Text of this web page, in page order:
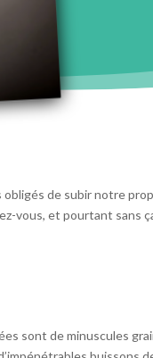
de subir notre
vous, et pourtant sans
sont de minuscules